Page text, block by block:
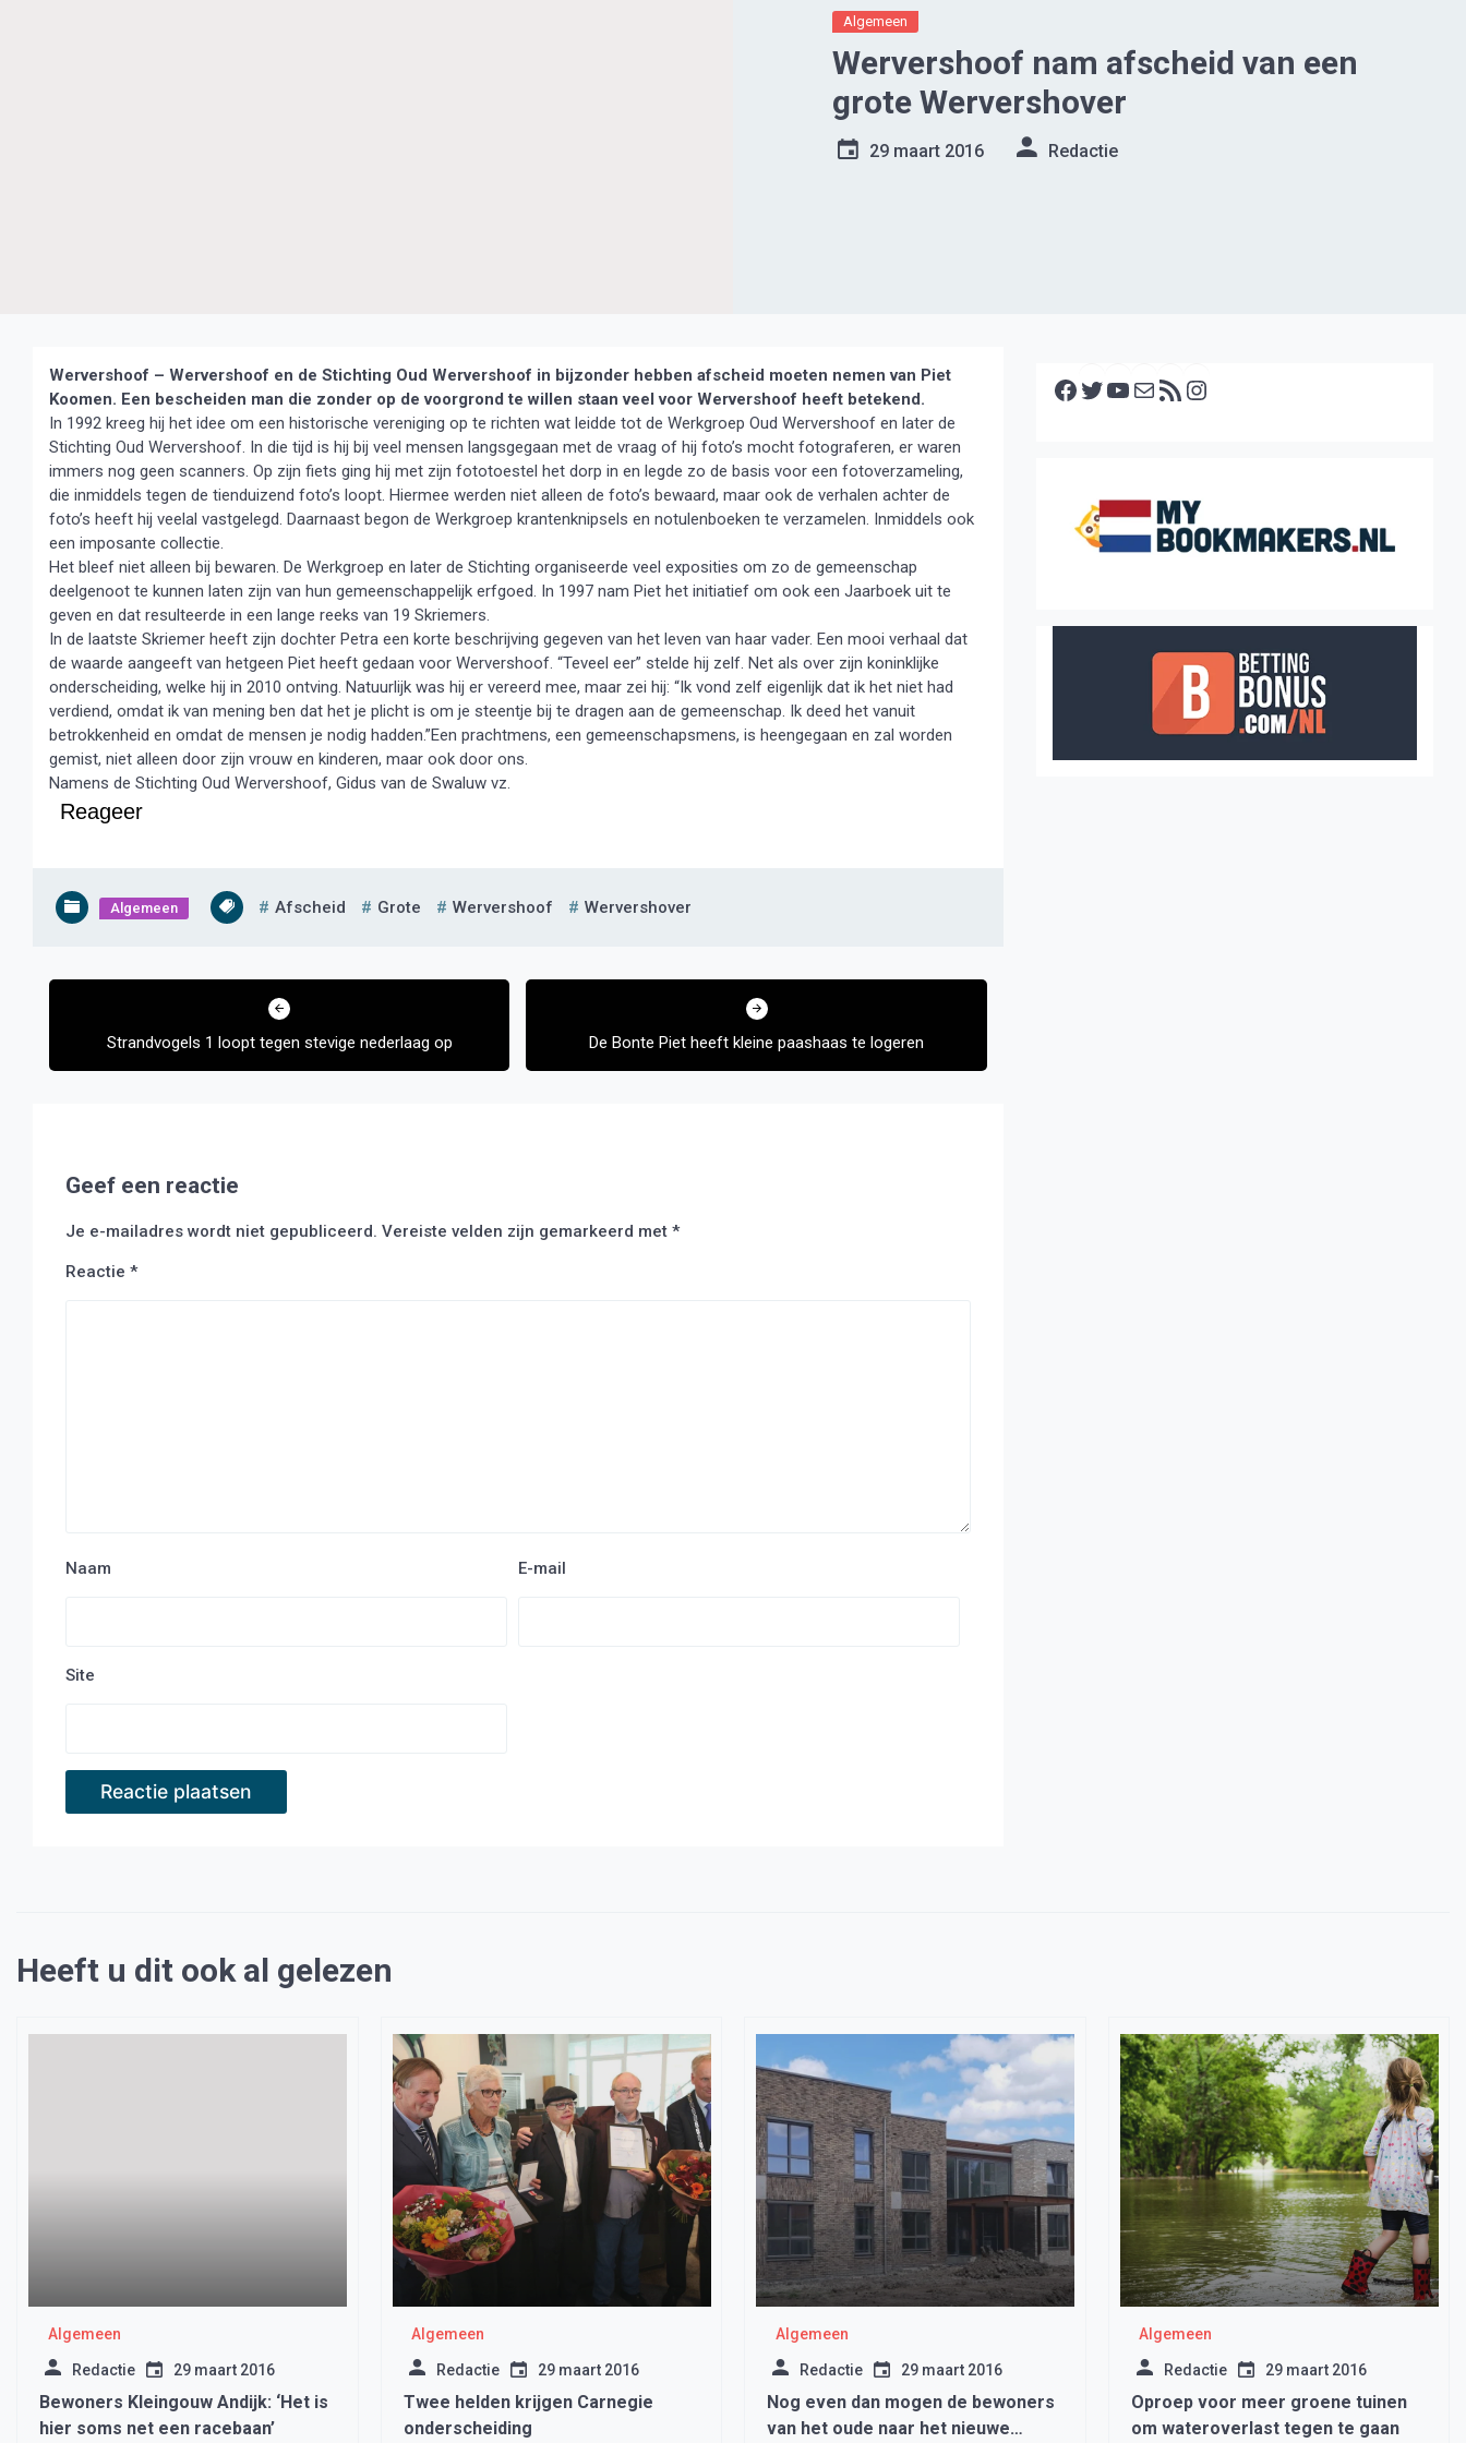
Algemeen
Wervershoof nam afscheid van een
grote Wervershover
29 maart 2016 Redactie
Wervershoof – Wervershoof en de Stichting Oud Wervershoof in bijzonder hebben afscheid moeten nemen van Piet
Koomen. Een bescheiden man die zonder op de voorgrond te willen staan veel voor Wervershoof heeft betekend.
In 1992 kreeg hij het idee om een historische vereniging op te richten wat leidde tot de Werkgroep Oud Wervershoof en later de
Stichting Oud Wervershoof. In die tijd is hij bij veel mensen langsgegaan met de vraag of hij foto’s mocht fotograferen, er waren
immers nog geen scanners. Op zijn fiets ging hij met zijn fototoestel het dorp in en legde zo de basis voor een fotoverzameling,
die inmiddels tegen de tienduizend foto’s loopt. Hiermee werden niet alleen de foto’s bewaard, maar ook de verhalen achter de
foto’s heeft hij veelal vastgelegd. Daarnaast begon de Werkgroep krantenknipsels en notulenboeken te verzamelen. Inmiddels ook
een imposante collectie.
Het bleef niet alleen bij bewaren. De Werkgroep en later de Stichting organiseerde veel exposities om zo de gemeenschap
deelgenoot te kunnen laten zijn van hun gemeenschappelijk erfgoed. In 1997 nam Piet het initiatief om ook een Jaarboek uit te
geven en dat resulteerde in een lange reeks van 19 Skriemers.
In de laatste Skriemer heeft zijn dochter Petra een korte beschrijving gegeven van het leven van haar vader. Een mooi verhaal dat
de waarde aangeeft van hetgeen Piet heeft gedaan voor Wervershoof. “Teveel eer” stelde hij zelf. Net als over zijn koninklijke
onderscheiding, welke hij in 2010 ontving. Natuurlijk was hij er vereerd mee, maar zei hij: “Ik vond zelf eigenlijk dat ik het niet had
verdiend, omdat ik van mening ben dat het je plicht is om je steentje bij te dragen aan de gemeenschap. Ik deed het vanuit
betrokkenheid en omdat de mensen je nodig hadden.”Een prachtmens, een gemeenschapsmens, is heengegaan en zal worden
gemist, niet alleen door zijn vrouw en kinderen, maar ook door ons.
Namens de Stichting Oud Wervershoof, Gidus van de Swaluw vz.
Reageer
Algemeen Afscheid Grote Wervershoof Wervershover
Bericht
Strandvogels 1 loopt tegen stevige nederlaag op De Bonte Piet heeft kleine paashaas te logeren
Geef een reactie
Je e-mailadres wordt niet gepubliceerd. Vereiste velden zijn gemarkeerd met *
Reactie *
Naam E-mail
Site
Facebook Twitter YouTube E-mail RSS feed
Heeft u dit ook al gelezen
Algemeen
Redactie 29 maart 2016
Bewoners Kleingouw Andijk: ‘Het is
hier soms net een racebaan’
Algemeen
Redactie 29 maart 2016
Twee helden krijgen Carnegie
onderscheiding
Algemeen
Redactie 29 maart 2016
Nog even dan mogen de bewoners
van het oude naar het nieuwe
Algemeen
Redactie 29 maart 2016
Oproep voor meer groene tuinen
om wateroverlast tegen te gaan